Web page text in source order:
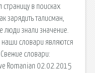
в поисках
зарядить талисман,
люди знали значение.
наши словари являются
словари:
Romanian 02.02.2015